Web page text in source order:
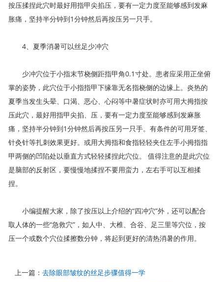
按压揉捏此穴时最好用指甲尖掐压，要有一定力度至能够感到发麻
胀痛，坚持半分钟到1分钟然后再按压另一只手。
4、夏季消暑可以丝足少冲穴
少冲穴位于小指末节桡侧距指甲角0.1寸处。患者应采用正坐俯
掌的姿势，此穴位于小指指甲下缘靠无名指桡侧的边缘上。炎热的
夏季当发生头晕、口渴、恶心、心闷等中暑症状时亦可用大拇指按
压此穴，最好用指甲尖掐、压，要有一定力度至能够感到发麻胀
痛，坚持半分钟到1分钟然后再按压另一只手。有条件的可用牙签、
针灸针等扎刺效果更好。或用大拇指和食指轻轻夹住左手小拇指指
甲两侧的凹陷处以垂直方式轻轻揉捏此穴位。 值得注意的是此穴位
是脑部的反射区，要慢慢地揉捏不要用蛮力，左右手可以互相揉
捏。
小编提醒大家，除了按压以上介绍的“四冲穴”外，还可以配合
取人体的一些“急救穴”，如人中、大椎、合谷、足三里等穴位，按
压一个或数个穴位揉擦数分钟，将起到更好的清热消暑的作用。
上一篇： 去除眼部皱纹的丝足步骤值得一学